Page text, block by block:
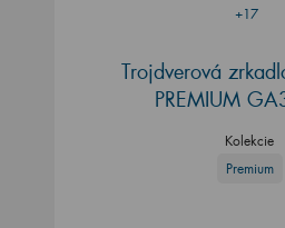
+17
Trojdverová
PREMIUM
Kolekcie
Premium